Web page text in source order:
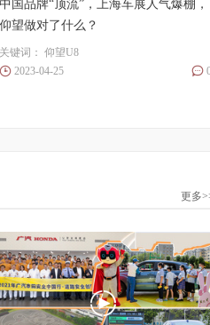
中国品牌“顶流”，上海车展人气爆棚，
仰望做对了什么？
关键词： 仰望U8
2023-04-25
更多